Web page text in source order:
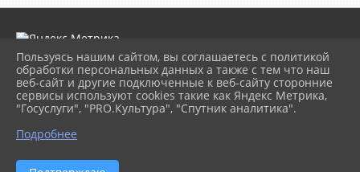
2026 г. museumkam.ru
Вход
Карта сайта
Политика обработки персональных данных
Сделано на KubCMS
Пользуясь нашим сайтом, вы соглашаетесь с политикой
обработки персональных данных а также с тем что наш
веб-сайт и другие подключенные к веб-сайту сторонние
сервисы используют cookies такие как Яндекс Метрика,
"Госуслуги", "PRO.Культура", "Спутник аналитика".
Подробнее